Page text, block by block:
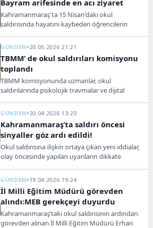
Bayram arifesinde en acı ziyaret
Kahramanmaraş'ta 15 Nisan'daki okul
saldırısında hayatını kaybeden öğrencilerin
kabirlerini ziyaret ederek onları dualarla andı.
GÜNDEM•20.05.2026 21:21
TBMM’ de okul saldırıları komisyonu
toplandı
TBMM komisyonunda uzmanlar, okul
saldırılarında psikolojik travmalar ve dijital
GÜNDEM•20.04.2026 13:20
Kahramanmaraş’ta saldırı öncesi
sinyaller göz ardı edildi!
Okul saldırısına ilişkin ortaya çıkan yeni iddialar,
olay öncesinde yapılan uyarıların dikkate
gündeme taşıdı.
GÜNDEM•19.04.2026 19:24
İl Milli Eğitim Müdürü görevden
alındı:MEB gerekçeyi duyurdu
Kahramanmaraş’taki okul saldırısının ardından
görevden alınan İl Milli Eğitim Müdürü Erhan